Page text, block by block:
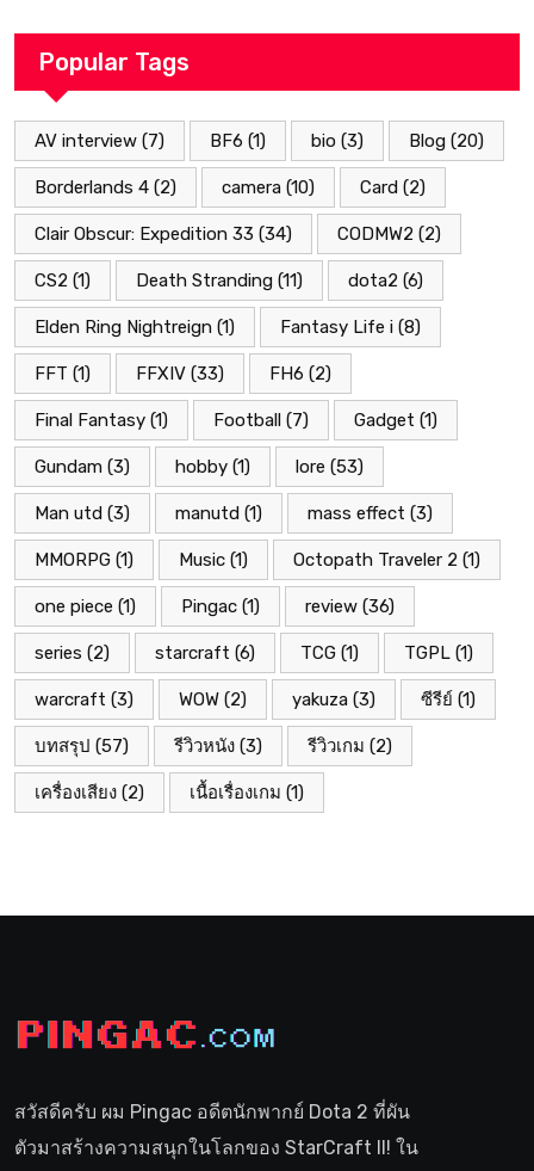
Popular Tags
AV interview (7) BF6 (1) bio (3) Blog (20)
Borderlands 4 (2) camera (10) Card (2)
Clair Obscur: Expedition 33 (34) CODMW2 (2)
CS2 (1) Death Stranding (11) dota2 (6)
Elden Ring Nightreign (1) Fantasy Life i (8)
FFT (1) FFXIV (33) FH6 (2)
Final Fantasy (1) Football (7) Gadget (1)
Gundam (3) hobby (1) lore (53)
Man utd (3) manutd (1) mass effect (3)
MMORPG (1) Music (1) Octopath Traveler 2 (1)
one piece (1) Pingac (1) review (36)
series (2) starcraft (6) TCG (1) TGPL (1)
warcraft (3) WOW (2) yakuza (3) ซีรีย์ (1)
บทสรุป (57) รีวิวหนัง (3) รีวิวเกม (2)
เครื่องเสียง (2) เนื้อเรื่องเกม (1)
สวัสดีครับ ผม Pingac อดีตนักพากย์ Dota 2 ที่ผัน
ตัวมาสร้างความสนุกในโลกของ StarCraft II! ใน